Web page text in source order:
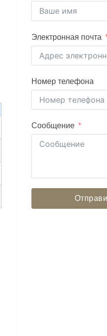
Электронная почта
Номер телефона
Сообщение